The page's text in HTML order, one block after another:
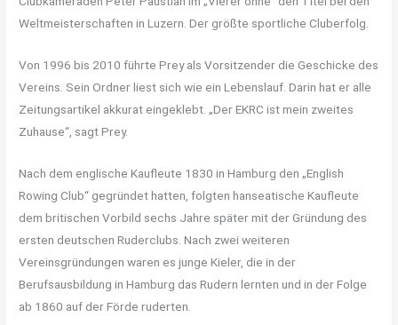
Weltmeisterschaften in Luzern. Der größte sportliche Cluberfolg.
Von 1996 bis 2010 führte Prey als Vorsitzender die Geschicke des
Vereins. Sein Ordner liest sich wie ein Lebenslauf. Darin hat er alle
Zeitungsartikel akkurat eingeklebt. „Der EKRC ist mein zweites
Zuhause“, sagt Prey.
Nach dem englische Kaufleute 1830 in Hamburg den „English
Rowing Club“ gegründet hatten, folgten hanseatische Kaufleute
dem britischen Vorbild sechs Jahre später mit der Gründung des
ersten deutschen Ruderclubs. Nach zwei weiteren
Vereinsgründungen waren es junge Kieler, die in der
Berufsausbildung in Hamburg das Rudern lernten und in der Folge
ab 1860 auf der Förde ruderten.